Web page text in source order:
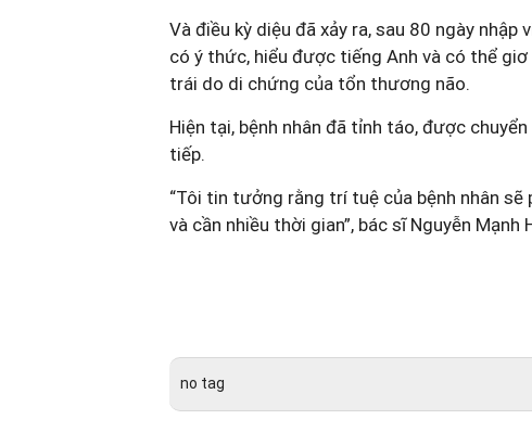
Và điều kỳ diệu đã xảy ra, sau 80 ngày
có ý thức, hiểu được tiếng Anh và có thể
trái do di chứng của tổn thương não.
Hiện tại, bệnh nhân đã tỉnh táo, được
tiếp.
“Tôi tin tưởng rằng trí tuệ của bệnh nhân sẽ
và cần nhiều thời gian”, bác sĩ Nguyễn Mạnh
Nguồn:
no tag